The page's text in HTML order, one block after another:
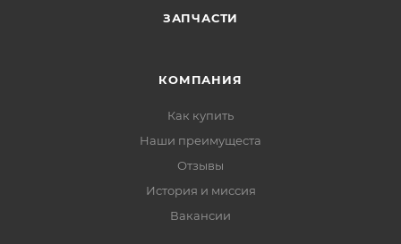
ЗАПЧАСТИ
КОМПАНИЯ
Как купить
Наши преимущеста
Отзывы
История и миссия
Вакансии